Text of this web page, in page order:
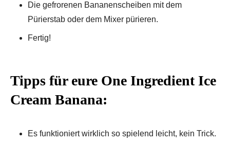
Die gefrorenen Bananenscheiben mit dem
Pürierstab oder dem Mixer pürieren.
Fertig!
Tipps für eure One Ingredient Ice
Cream Banana:
Es funktioniert wirklich so spielend leicht, kein Trick.